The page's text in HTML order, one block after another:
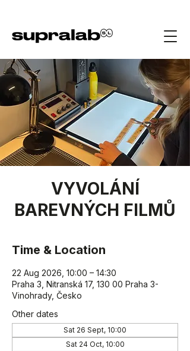
VYVOLÁNÍ
BAREVNÝCH FILMŮ
Time & Location
22 Aug 2026, 10:00 – 14:30
Praha 3, Nitranská 17, 130 00 Praha 3-
Vinohrady, Česko
Other dates
Sat 26 Sept, 10:00
Sat 24 Oct, 10:00